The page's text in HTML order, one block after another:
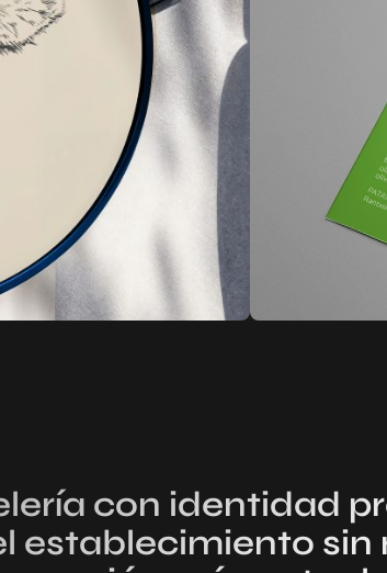
con identidad
establecimiento sin